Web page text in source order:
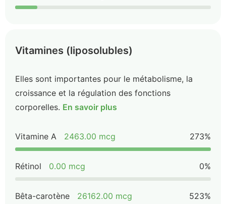
Vitamines (liposolubles)
Elles sont importantes pour le métabolisme, la
croissance et la régulation des fonctions
corporelles. En savoir plus
Vitamine A 2463.00 mcg 273%
Rétinol 0.00 mcg 0%
Bêta-carotène 26162.00 mcg 523%